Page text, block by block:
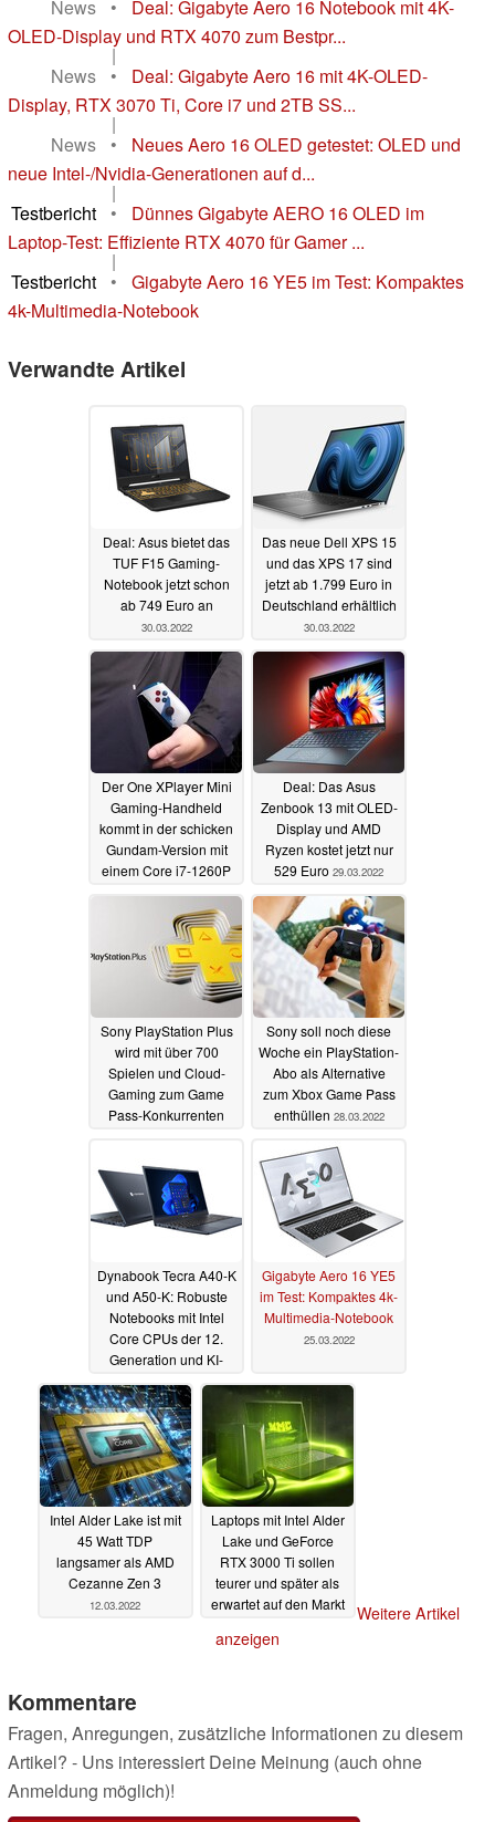
News •
Deal: Gigabyte Aero 16 Notebook mit 4K-
OLED-Display und RTX 4070 zum Bestpr...
|
News
•
Deal: Gigabyte Aero 16 mit 4K-OLED-
Display, RTX 3070 Ti, Core i7 und 2TB SS...
|
News
•
Neues Aero 16 OLED getestet: OLED und
neue Intel-/Nvidia-Generationen auf d...
|
Testbericht
•
Dünnes Gigabyte AERO 16 OLED im
Laptop-Test: Effiziente RTX 4070 für Gamer ...
|
Testbericht
•
Gigabyte Aero 16 YE5 im Test: Kompaktes
4k-Multimedia-Notebook
Verwandte Artikel
Deal: Asus bietet das
TUF F15 Gaming-
Notebook jetzt schon
ab 749 Euro an
30.03.2022
Das neue Dell XPS 15
und das XPS 17 sind
jetzt ab 1.799 Euro in
Deutschland erhältlich
30.03.2022
Der One XPlayer Mini
Gaming-Handheld
kommt in der schicken
Gundam-Version mit
einem Core i7-1260P
30.03.2022
Deal: Das Asus
Zenbook 13 mit OLED-
Display und AMD
Ryzen kostet jetzt nur
529 Euro 29.03.2022
Sony PlayStation Plus
wird mit über 700
Spielen und Cloud-
Gaming zum Game
Pass-Konkurrenten
Sony soll noch diese
Woche ein PlayStation-
Abo als Alternative
zum Xbox Game Pass
enthüllen 28.03.2022
Dynabook Tecra A40-K
und A50-K: Robuste
Notebooks mit Intel
Core CPUs der 12.
Generation und KI-
Funktionen vorgestellt
27.03.2022
Gigabyte Aero 16 YE5
im Test: Kompaktes 4k-
Multimedia-Notebook
25.03.2022
Intel Alder Lake ist mit
45 Watt TDP
langsamer als AMD
Cezanne Zen 3
12.03.2022
Laptops mit Intel Alder
Lake und GeForce
RTX 3000 Ti sollen
teurer und später als
erwartet auf den Markt
Weitere Artikel
anzeigen
Kommentare
Fragen, Anregungen, zusätzliche Informationen zu diesem
Artikel? - Uns interessiert Deine Meinung (auch ohne
Anmeldung möglich)!